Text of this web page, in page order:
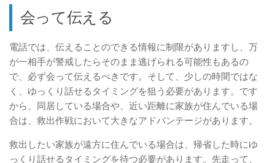
会って伝える
電話では、伝えることのできる情報に制限がありますし、万
が一相手が警戒したらそのまま逃げられる可能性もあるの
で、必ず会って伝えるべきです。そして、少しの時間ではな
く、ゆっくり話せるタイミングを狙う必要があります。です
から、同居している場合や、近い距離に家族が住んでいる場
合は、救出作戦において大きなアドバンテージがあります。
救出したい家族が遠方に住んでいる場合は、帰省した時にゆ
っくり話せるタイミングを待つ必要があります。先走って、